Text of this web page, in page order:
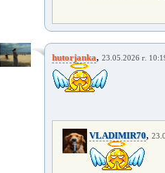
hutorjanka, 23.05.2026 г.
VLADIMIR70,